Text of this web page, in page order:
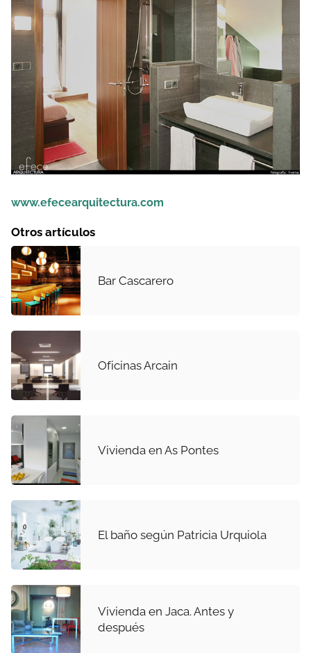
www.efecearquitectura.com
Otros artículos
Bar Cascarero
Oficinas Arcain
Vivienda en As Pontes
El baño según Patricia Urquiola
Vivienda en Jaca. Antes y
después